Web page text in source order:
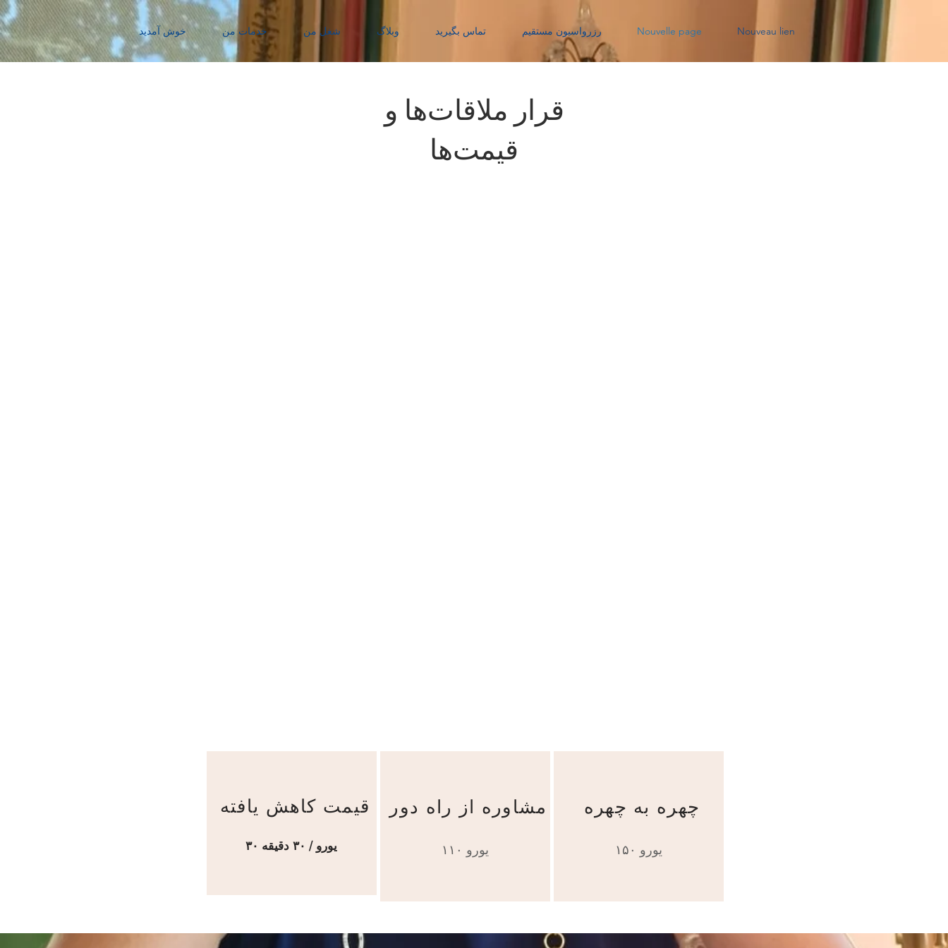
خوش آمدید خدمات من شغل من وبلاگ تماس بگیرید رزرواسیون مستقیم Nouvelle page Nouveau lien
قرار ملاقات‌ها و
قیمت‌ها
قیمت کاهش یافته
۳۰ یورو / ۳۰ دقیقه
مشاوره از راه دور
۱۱۰ یورو
چهره به چهره
۱۵۰ یورو